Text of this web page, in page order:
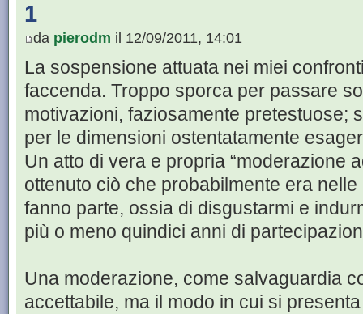
1
da pierodm il 12/09/2011, 14:01
La sospensione attuata nei miei
faccenda. Troppo sporca per passare
motivazioni, faziosamente pretestuose;
per le dimensioni ostentatamente
Un atto di vera e propria “moderazione
ottenuto ciò che probabilmente era
fanno parte, ossia di disgustarmi e
più o meno quindici anni di
Una moderazione, come salvaguardia
accettabile, ma il modo in cui si